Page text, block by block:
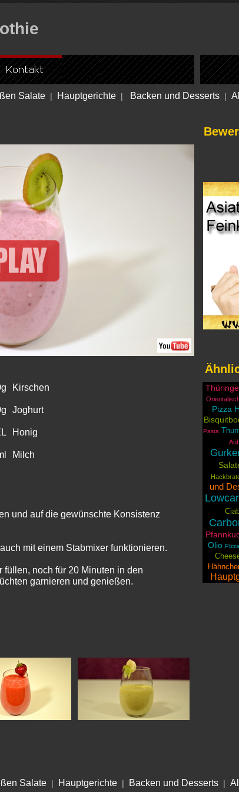
Salate| Hauptgerichte| Backen und Desserts|
Kirschen
Joghurt
Honig
Milch
Pizza
Pasta
und
Olio
und auf die gewünschte Konsistenz
mit einem Stabmixer funktionieren.
noch für 20 Minuten in den
garnieren und genießen.
Salate| Hauptgerichte| Backen und Desserts|